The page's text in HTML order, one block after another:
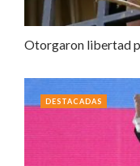
Otorgaron libertad
DESTACADAS